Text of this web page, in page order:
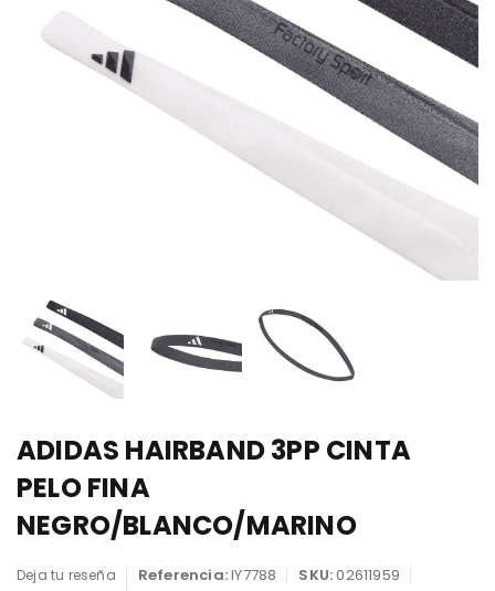
ADIDAS HAIRBAND 3PP CINTA
PELO FINA
NEGRO/BLANCO/MARINO
Deja tu reseña Referencia:IY7788 SKU:02611959